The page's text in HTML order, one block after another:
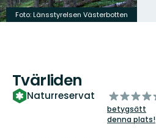
Foto: Länsstyrelsen Västerbotten
Tvärliden
Naturreservat
av
5
stjärnor
betygsätt
denna plats!